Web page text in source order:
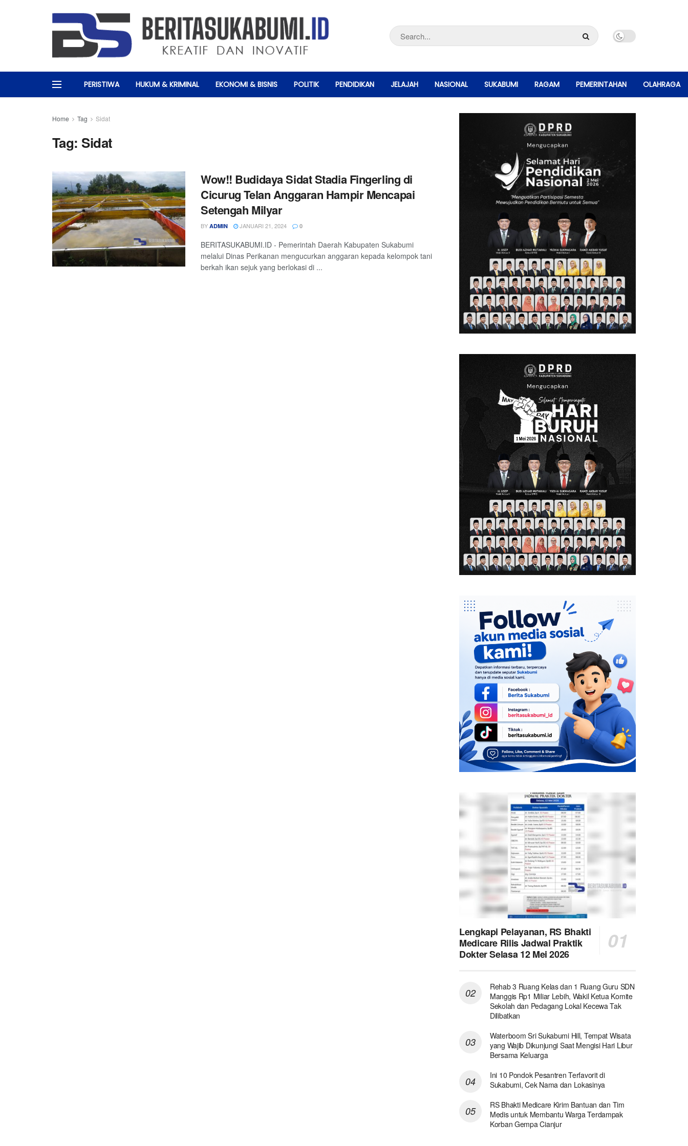
PERISTIWA HUKUM & KRIMINAL EKONOMI & BISNIS POLITIK PENDIDIKAN JELAJAH NASIONAL SUKABUMI RAGAM PEMERINTAHAN OLAHRAGA
Home Tag Sidat
Tag: Sidat
Wow!! Budidaya Sidat Stadia Fingerling di
Cicurug Telan Anggaran Hampir Mencapai
Setengah Milyar
BY ADMIN JANUARI 21, 2024 0
BERITASUKABUMI.ID - Pemerintah Daerah Kabupaten Sukabumi
melalui Dinas Perikanan mengucurkan anggaran kepada kelompok tani
berkah ikan sejuk yang berlokasi di ...
Lengkapi Pelayanan, RS Bhakti
Medicare Rilis Jadwal Praktik
Dokter Selasa 12 Mei 2026
Rehab 3 Ruang Kelas dan 1 Ruang Guru SDN
Manggis Rp1 Miliar Lebih, Wakil Ketua Komite
Sekolah dan Pedagang Lokal Kecewa Tak
Dilibatkan
Waterboom Sri Sukabumi Hill, Tempat Wisata
yang Wajib Dikunjungi Saat Mengisi Hari Libur
Bersama Keluarga
Ini 10 Pondok Pesantren Terfavorit di
Sukabumi, Cek Nama dan Lokasinya
RS Bhakti Medicare Kirim Bantuan dan Tim
Medis untuk Membantu Warga Terdampak
Korban Gempa Cianjur